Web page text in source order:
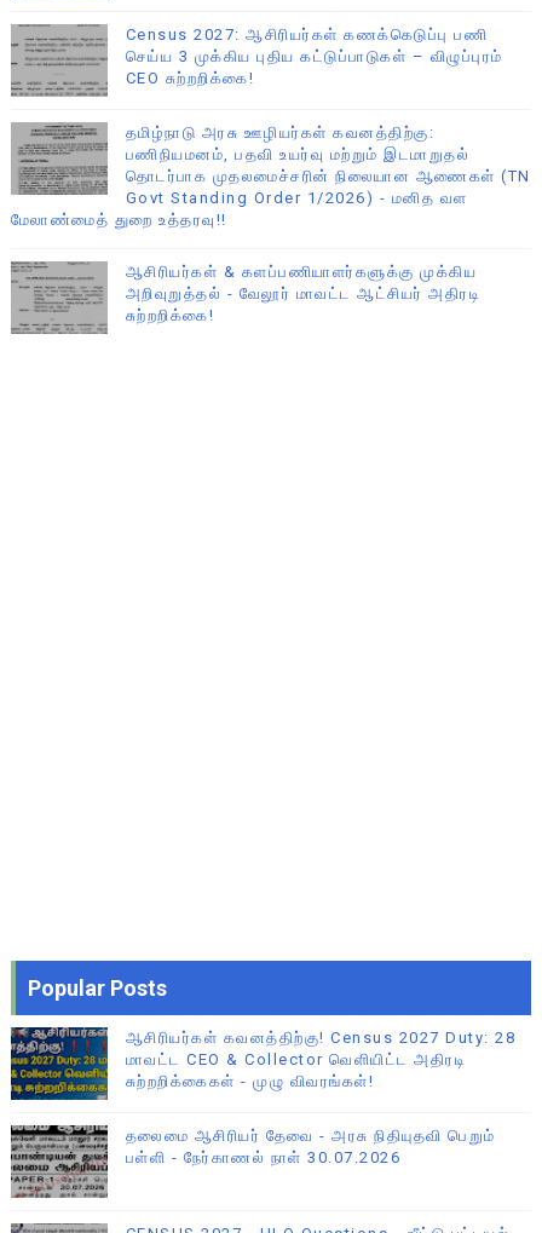
Census 2027: ஆசிரியர்கள் கணக்கெடுப்பு பணி
செய்ய 3 முக்கிய புதிய கட்டுப்பாடுகள் – விழுப்புரம்
CEO சுற்றறிக்கை!
தமிழ்நாடு அரசு ஊழியர்கள் கவனத்திற்கு:
பணிநியமனம், பதவி உயர்வு மற்றும் இடமாறுதல்
தொடர்பாக முதலமைச்சரின் நிலையான ஆணைகள் (TN
Govt Standing Order 1/2026) - மனித வள
மேலாண்மைத் துறை உத்தரவு!!
ஆசிரியர்கள் & களப்பணியாளர்களுக்கு முக்கிய
அறிவுறுத்தல் - வேலூர் மாவட்ட ஆட்சியர் அதிரடி
சுற்றறிக்கை!
Popular Posts
ஆசிரியர்கள் கவனத்திற்கு! Census 2027 Duty: 28
மாவட்ட CEO & Collector வெளியிட்ட அதிரடி
சுற்றறிக்கைகள் - முழு விவரங்கள்!
தலைமை ஆசிரியர் தேவை - அரசு நிதியுதவி பெறும்
பள்ளி - நேர்காணல் நாள் 30.07.2026